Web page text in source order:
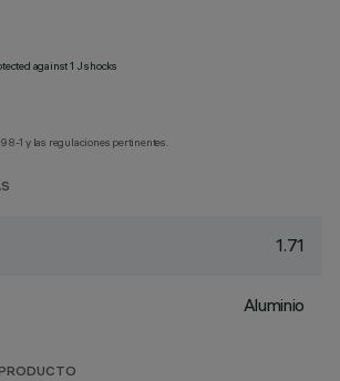
against 1 J shocks
1 y las regulaciones pertinentes.
1.71
Aluminio